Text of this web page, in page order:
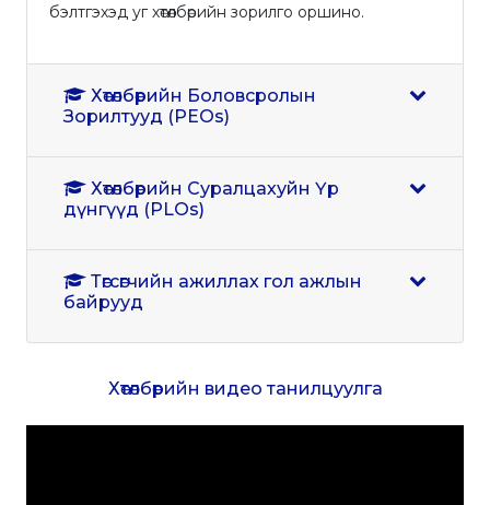
бэлтгэхэд уг хөтөлбөрийн зорилго оршино.
Зорилтууд (PEOs)
дүнгүүд (PLOs)
байрууд
Хөтөлбөрийн видео танилцуулга